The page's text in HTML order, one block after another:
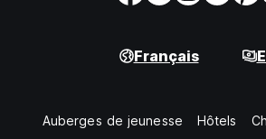
Français
Auberges de jeunesse Hôtels